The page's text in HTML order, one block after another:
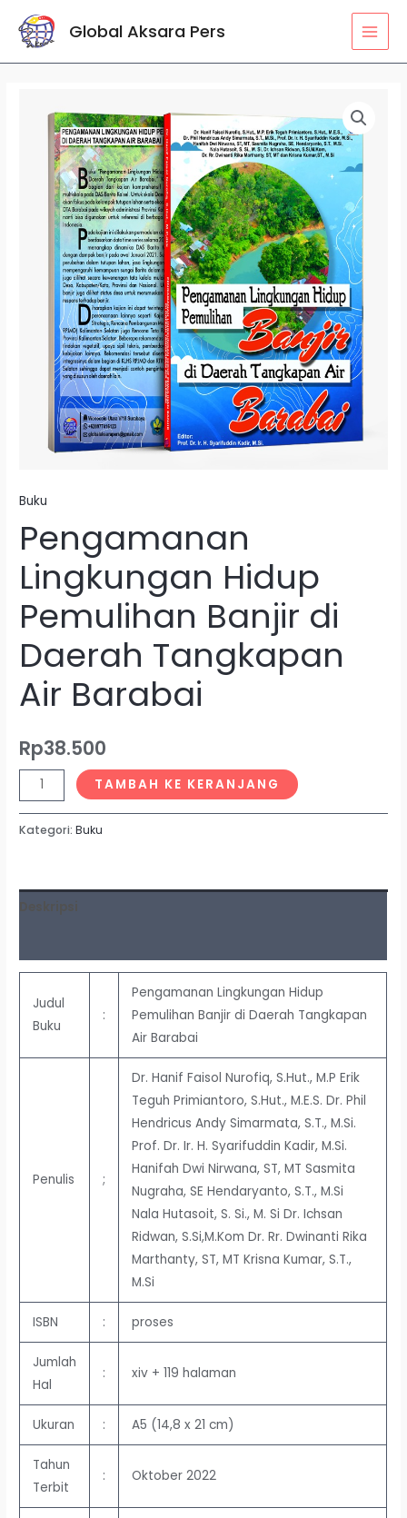
Lewati
Global Aksara Pers
Buku
Pengamanan
Lingkungan Hidup
Pemulihan Banjir di
Daerah Tangkapan
Air Barabai
Rp38.500
Pengamanan
Lingkungan
Pemulihan
Daerah
Tangkapan
Barabai
TAMBAH KE KERANJANG
Kategori:Buku
Deskripsi
Judul
Buku
:
Pengamanan Lingkungan Hidup
Pemulihan Banjir di Daerah Tangkapan
Air Barabai
Penulis ;
Dr. Hanif Faisol Nurofiq, S.Hut., M.P Erik
Teguh Primiantoro, S.Hut., M.E.S. Dr. Phil
Hendricus Andy Simarmata, S.T., M.Si.
Prof. Dr. Ir. H. Syarifuddin Kadir, M.Si.
Hanifah Dwi Nirwana, ST, MT Sasmita
Nugraha, SE Hendaryanto, S.T., M.Si
Nala Hutasoit, S. Si., M. Si Dr. Ichsan
Ridwan, S.Si,M.Kom Dr. Rr. Dwinanti Rika
Marthanty, ST, MT Krisna Kumar, S.T.,
M.Si
ISBN : proses
Jumlah
Hal
: xiv + 119 halaman
Ukuran : A5 (14,8 x 21 cm)
Tahun
Terbit
: Oktober 2022